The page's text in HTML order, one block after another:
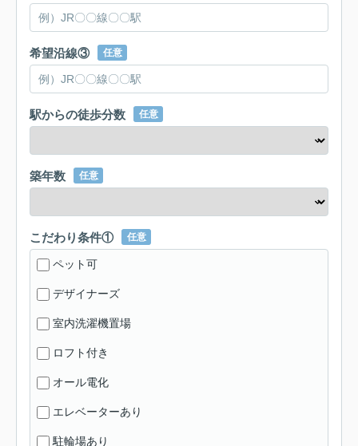
希望沿線③ 任意
駅からの徒歩分数 任意
築年数 任意
こだわり条件① 任意
ペット可
デザイナーズ
室内洗濯機置場
ロフト付き
オール電化
エレベーターあり
駐輪場あり